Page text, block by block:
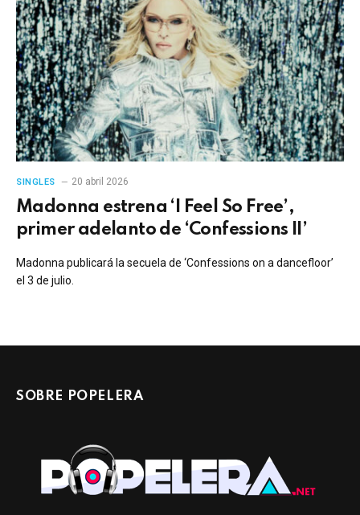
SINGLES 20 abril 2026
Madonna estrena ‘I Feel So Free’,
primer adelanto de ‘Confessions II’
Madonna publicará la secuela de ‘Confessions on a dancefloor’
el 3 de julio.
SOBRE POPELERA